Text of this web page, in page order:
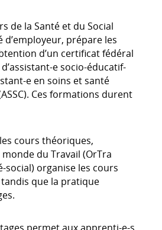
de la Santé et du Social
d’employeur, prépare les
d’un certificat fédéral
d’assistant-e socio-éducatif-
e en soins et santé
Ces formations durent
les cours théoriques,
du Travail (OrTra
social) organise les cours
que la pratique